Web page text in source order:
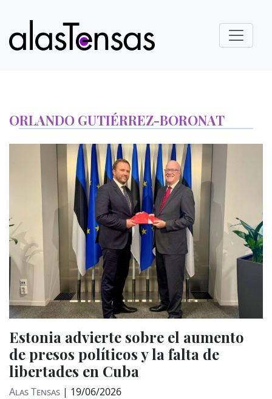
ORLANDO GUTIÉRREZ-BORONAT
Estonia advierte sobre el aumento
de presos políticos y la falta de
libertades en Cuba
Alas Tensas | 19/06/2026